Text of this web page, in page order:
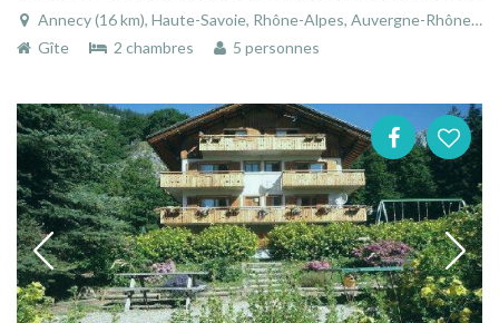
Annecy (16 km), Haute-Savoie, Rhône-Alpes, Auvergne-Rhône-Alpes, France
Gîte
2 chambres 5 personnes